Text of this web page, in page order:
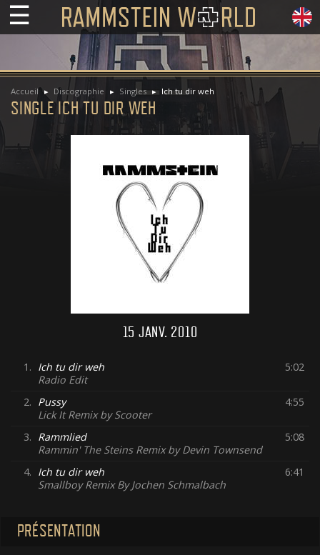
☰
Accueil Discographie Singles Ich tu dir weh
SINGLE ICH TU DIR WEH
15 JANV. 2010
1. Ich tu dir weh
Radio Edit
5:02
2. Pussy
Lick It Remix by Scooter
4:55
3. Rammlied
Rammin' The Steins Remix by Devin Townsend
5:08
4. Ich tu dir weh
Smallboy Remix By Jochen Schmalbach
6:41
PRÉSENTATION